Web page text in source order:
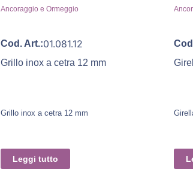
Ancoraggio e Ormeggio
Cod. Art.:01.081.12
Grillo inox a cetra 12 mm
Grillo inox a cetra 12 mm
Leggi tutto